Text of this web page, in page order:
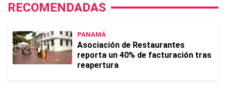
RECOMENDADAS
PANAMÁ
Asociación de Restaurantes
reporta un 40% de facturación tras
reapertura